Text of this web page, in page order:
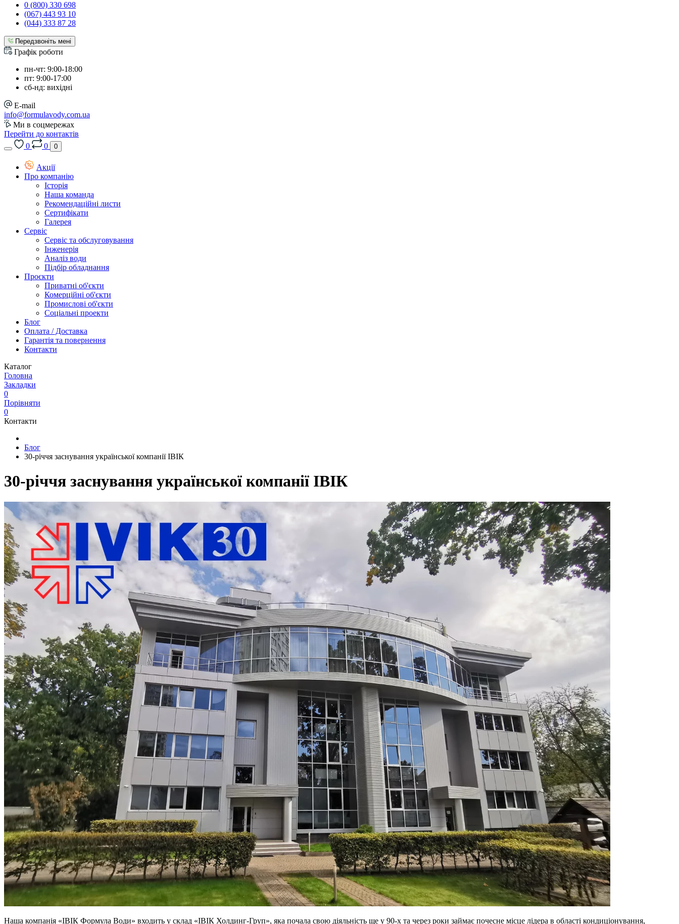
0 (800) 330 698
(067) 443 93 10
(044) 333 87 28
Передзвоніть мені
Графік роботи
пн-чт: 9:00-18:00
пт: 9:00-17:00
сб-нд: вихідні
E-mail
info@formulavody.com.ua
Ми в соцмережах
Перейти до контактів
0
0 0
Акції
Про компанію
Історія
Наша команда
Рекомендаційні листи
Сертифікати
Галерея
Сервіс
Сервіс та обслуговування
Інженерія
Аналіз води
Підбір обладнання
Проєкти
Приватні об'єкти
Комерційні об'єкти
Промислові об'єкти
Соціальні проекти
Блог
Оплата / Доставка
Гарантія та повернення
Контакти
Каталог
Головна
Закладки
0
Порівняти
0
Контакти
Блог
30-річчя заснування української компанії ІВІК
30-річчя заснування української компанії ІВІК
Наша компанія «ІВІК Формула Води» входить у склад «ІВІК Холдинг-Груп», яка почала свою діяльність ще у 90-х та через роки займає почесне місце лідера в області кондиціонування,